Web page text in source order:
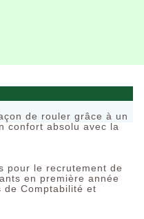
de rouler grâce à un
confort absolu avec la
pour le recrutement de
en première année
de Comptabilité et